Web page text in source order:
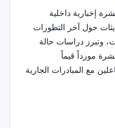
إخبارية داخلية
حول آخر التطورات
وتبرز دراسات حالة
مورداً قيماً
مع المبادرات الجارية